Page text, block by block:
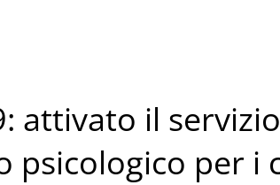
attivato il
psicologico per i